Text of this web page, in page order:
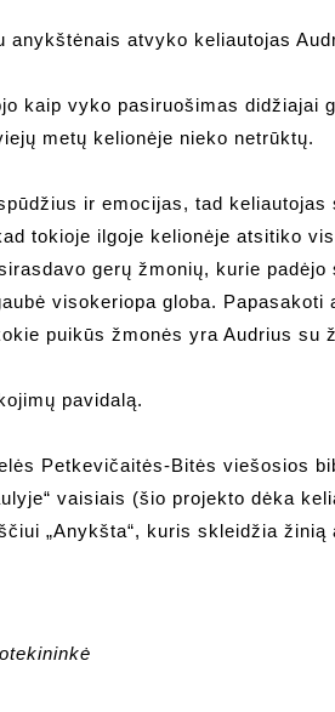
atvyko keliautojas
kaip vyko pasiruošimas didžiajai
metų kelionėje nieko netrūktų.
ir emocijas, tad keliautojas
tokioje ilgoje kelionėje atsitiko
gerų žmonių, kurie padėjo
visokeriopa globa. Papasakoti
puikūs žmonės yra Audrius su
pavidalą.
Petkevičaitės-Bitės viešosios
vaisiais (šio projekto dėka
„Anykšta“, kuris skleidžia žinią